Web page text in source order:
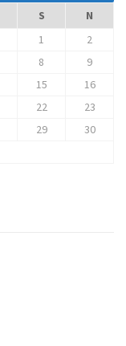
S
N
1
2
8
9
15
16
22
23
29
30